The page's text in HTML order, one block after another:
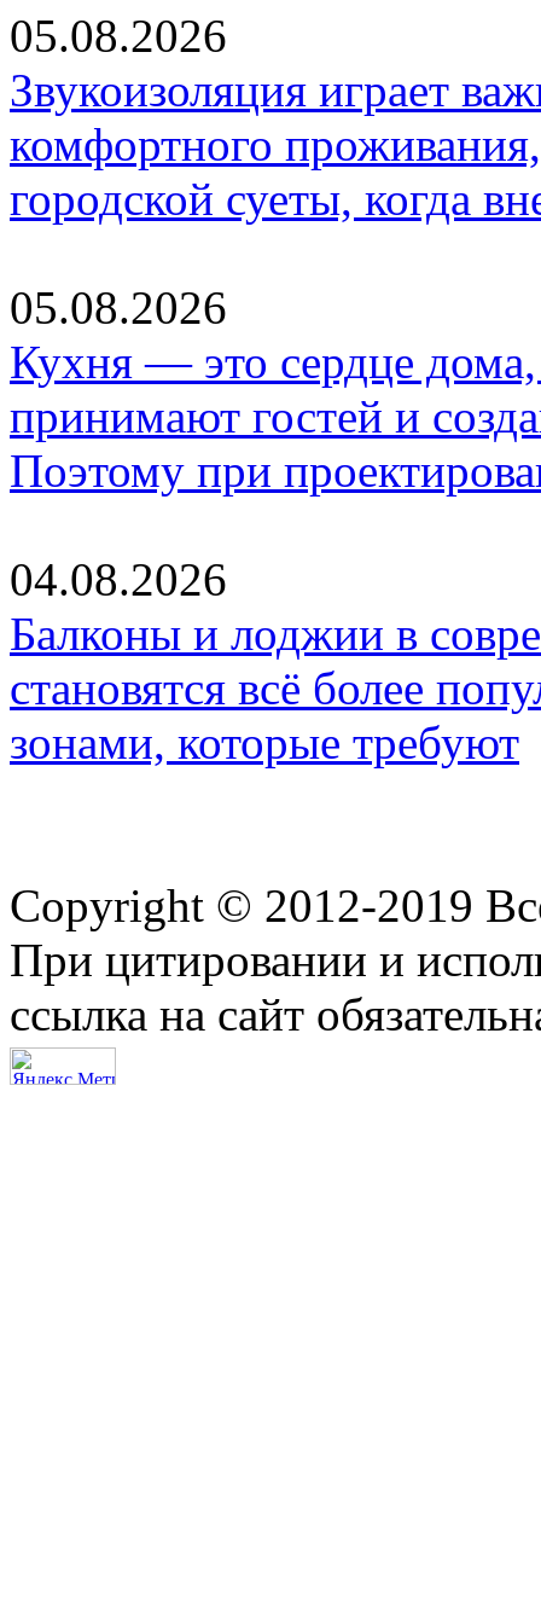
05.08.2026
Звукоизоляция играет
комфортного
городской суеты, когда
05.08.2026
Кухня — это сердце дома,
принимают гостей и
Поэтому при
04.08.2026
Балконы и лоджии в
становятся всё более
зонами, которые требуют
Copyright © 2012-2019
При цитировании и
ссылка на сайт